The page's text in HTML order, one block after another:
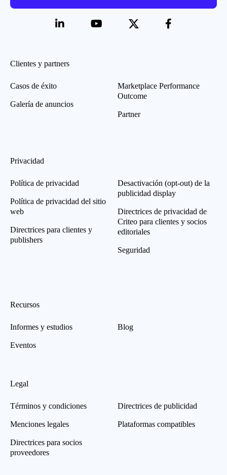
Clientes y partners
Casos de éxito
Galería de anuncios
Marketplace Performance
Outcome
Partner
Privacidad
Política de privacidad
Política de privacidad del sitio
web
Directrices para clientes y
publishers
Desactivación (opt-out) de la
publicidad display
Directrices de privacidad de
Criteo para clientes y socios
editoriales
Seguridad
Recursos
Informes y estudios
Eventos
Blog
Legal
Términos y condiciones
Menciones legales
Directrices para socios
proveedores
Directrices de publicidad
Plataformas compatibles